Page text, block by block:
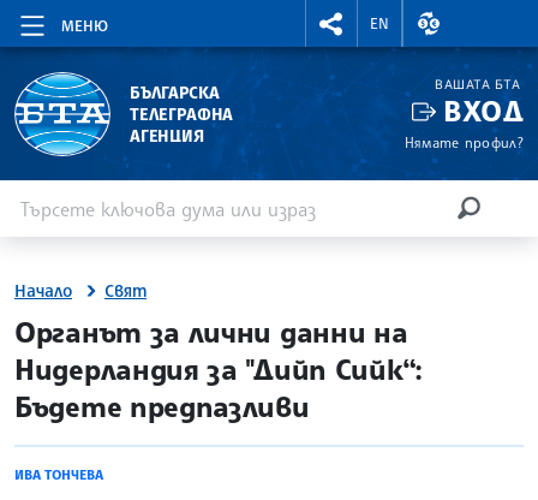
МЕНЮ
RIGHTMENU.SOCIAL
EN
ВАЛУТНИ
БЪЛГАРСКА
ТЕЛЕГРАФНА
АГЕНЦИЯ
ВАШАТА БТА
ВХОД
Нямате профил?
Начало Свят
site.bta
Органът за лични данни на
Нидерландия за "Дийп Сийк“:
Бъдете предпазливи
ИВА ТОНЧЕВА